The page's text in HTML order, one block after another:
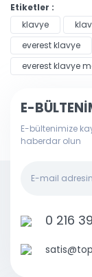
Etiketler :
klavye
everest klavye
everest klavye
E-
E-bültenimize
haberdar olun
0 216